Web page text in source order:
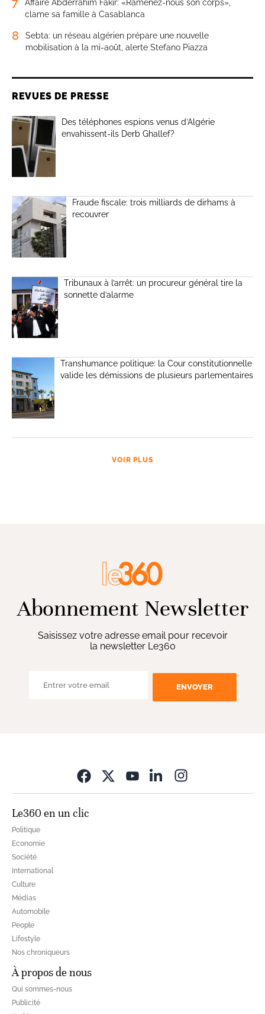
Affaire Abderrahim Fakir: «Ramenez-nous son corps»,
clame sa famille à Casablanca
8
Sebta: un réseau algérien prépare une nouvelle
mobilisation à la mi-août, alerte Stefano Piazza
REVUES DE PRESSE
Des téléphones espions venus d’Algérie
envahissent-ils Derb Ghallef?
Fraude fiscale: trois milliards de dirhams à
recouvrer
Tribunaux à l’arrêt: un procureur général tire la
sonnette d’alarme
Transhumance politique: la Cour constitutionnelle
valide les démissions de plusieurs parlementaires
VOIR PLUS
Abonnement Newsletter
Saisissez votre adresse email pour recevoir
la newsletter Le360
ENVOYER
Le360 en un clic
Politique
Economie
Société
International
Culture
Médias
Automobile
People
Lifestyle
Nos chroniqueurs
À propos de nous
Qui sommes-nous
Publicité